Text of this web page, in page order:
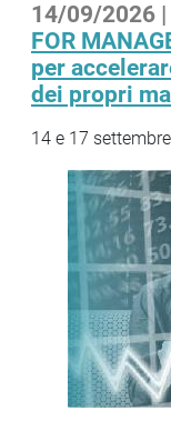
14/09/2026 |
FOR
per
dei propri
14 e 17 settembre